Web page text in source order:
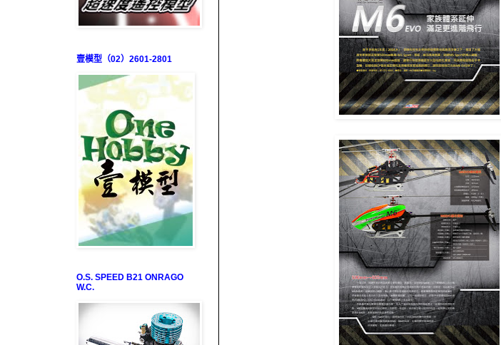
壹模型（02）2601-2801
O.S. SPEED B21 ONRAGO
W.C.